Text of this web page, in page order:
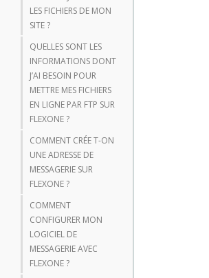
LES FICHIERS DE MON
SITE ?
QUELLES SONT LES
INFORMATIONS DONT
J’AI BESOIN POUR
METTRE MES FICHIERS
EN LIGNE PAR FTP SUR
FLEXONE ?
COMMENT CRÉE T-ON
UNE ADRESSE DE
MESSAGERIE SUR
FLEXONE ?
COMMENT
CONFIGURER MON
LOGICIEL DE
MESSAGERIE AVEC
FLEXONE ?